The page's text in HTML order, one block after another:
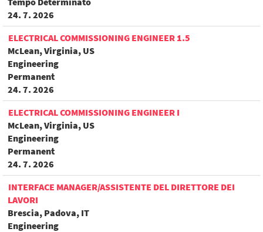
24. 7. 2026
ELECTRICAL COMMISSIONING ENGINEER 1.5
McLean, Virginia, US
Engineering
Permanent
24. 7. 2026
ELECTRICAL COMMISSIONING ENGINEER I
McLean, Virginia, US
Engineering
Permanent
24. 7. 2026
INTERFACE MANAGER/ASSISTENTE DEL DIRETTORE DEI
LAVORI
Brescia, Padova, IT
Engineering